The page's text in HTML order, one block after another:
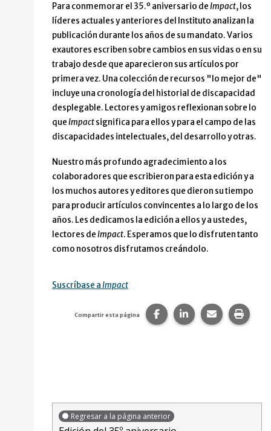
Para conmemorar el 35.º aniversario deImpact, los
líderes actuales y anteriores del Instituto analizan la
publicación durante los años de su mandato. Varios
exautores escriben sobre cambios en sus vidas o en su
trabajo desde que aparecieron sus artículos por
primera vez. Una colección de recursos "lo mejor de"
incluye una cronología del historial de discapacidad
desplegable. Lectores y amigos reflexionan sobre lo
queImpactsignifica para ellos y para el campo de las
discapacidades intelectuales, del desarrollo y otras.
Nuestro más profundo agradecimiento a los
colaboradores que escribieron para esta edición y a
los muchos autores y editores que dieron su tiempo
para producir artículos convincentes a lo largo de los
años. Les dedicamos la edición a ellos y a ustedes,
lectores deImpact. Esperamos que lo disfruten tanto
como nosotros disfrutamos creándolo.
Suscríbase aImpact
Compartir esta página Compartir esta página
Compartir esta
Comparte
Regresar a la página anterior